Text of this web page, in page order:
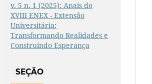
v. 5 n. 1 (2025): Anais do
XVIII ENEX - Extensão
Universitária:
Transformando Realidades e
Construindo Esperança
SEÇÃO